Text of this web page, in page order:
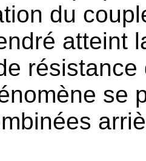
du
atteint
se